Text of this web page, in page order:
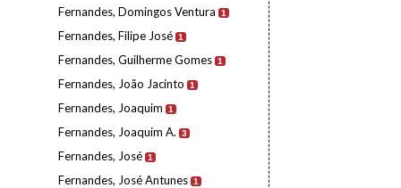
Fernandes, Domingos Ventura 1
Fernandes, Filipe José 1
Fernandes, Guilherme Gomes 1
Fernandes, João Jacinto 1
Fernandes, Joaquim 1
Fernandes, Joaquim A. 3
Fernandes, José 1
Fernandes, José Antunes 1